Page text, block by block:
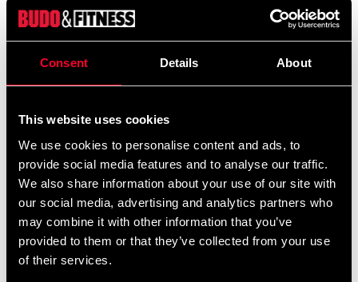
Consent Details About
This website uses cookies
We use cookies to personalise content and ads, to
provide social media features and to analyse our traffic.
We also share information about your use of our site with
our social media, advertising and analytics partners who
may combine it with other information that you’ve
provided to them or that they’ve collected from your use
of their services.
Om den fylls med tygbitar av bomull (gärna klippt i
Kombinera gärna med upphängningskedjor (16041-
000) och säckfjäder (16010-000).
Detailed information